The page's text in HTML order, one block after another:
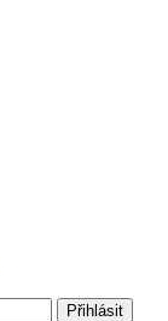
Přihlásit